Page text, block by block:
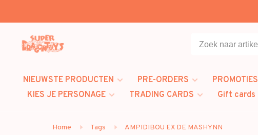
NIEUWSTE PRODUCTEN PRE-ORDERS PROMOTIES
KIES JE PERSONAGE
TRADING CARDS Gift cards
Home Tags AMPIDIBOU EX DE MASHYNN